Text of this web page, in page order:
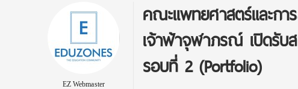
EZ Webmaster
คณะแพทยศาสตร์และก
เจ้าฟ้าจุฬาภรณ์ เปิดรับ
รอบที่ 2 (Portfolio)